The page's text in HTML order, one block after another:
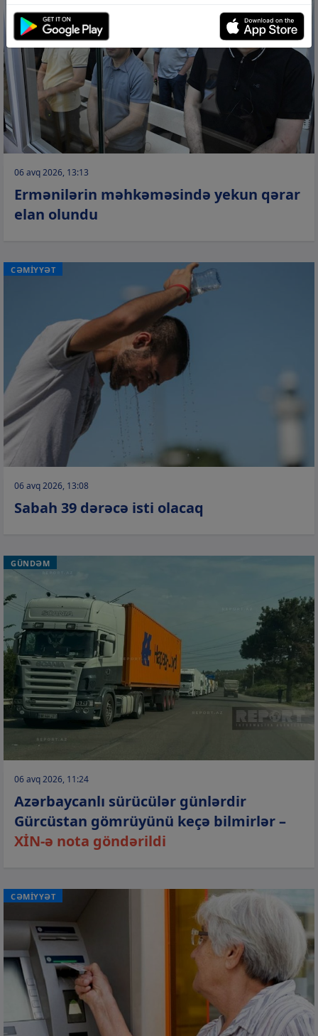
06 avq 2026, 13:13
Ermənilərin məhkəməsində yekun qərar
elan olundu
CƏMİYYƏT
06 avq 2026, 13:08
Sabah 39 dərəcə isti olacaq
GÜNDƏM
06 avq 2026, 11:24
Azərbaycanlı sürücülər günlərdir
Gürcüstan gömrüyünü keçə bilmirlər –
XİN-ə nota göndərildi
CƏMİYYƏT